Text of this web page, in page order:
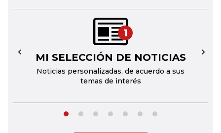
1
MI SELECCIÓN DE NOTICIAS
Noticias personalizadas, de acuerdo a sus
temas de interés
← →